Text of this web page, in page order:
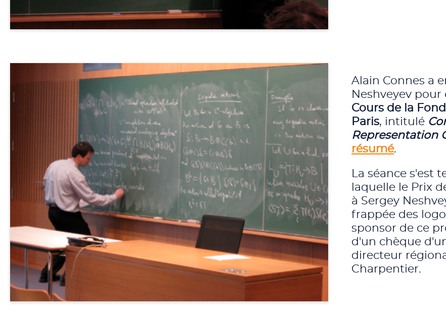
Alain Connes a
Neshveyev
Cours de la
Paris, intitulé
Representation
résumé.
La séance s'est
laquelle le Prix
à Sergey
frappée des
sponsor de ce
d'un chèque
directeur
Charpentier.